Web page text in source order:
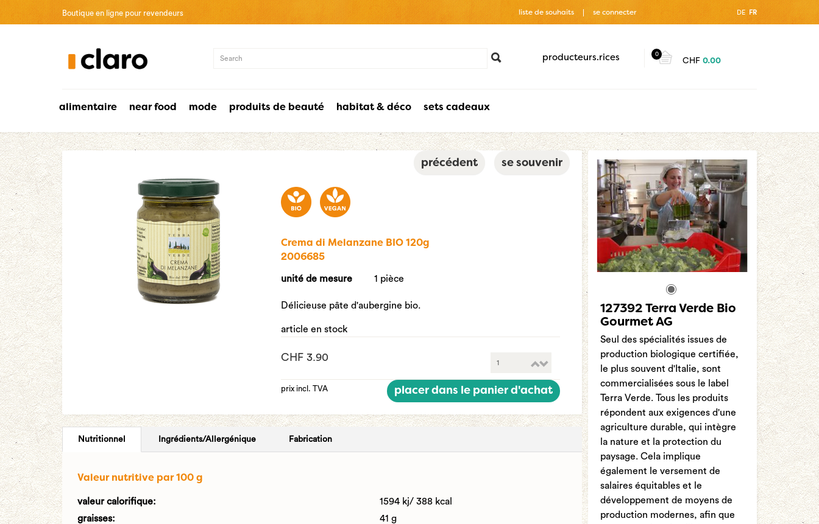
DE FR
liste de souhaits se connecter
Boutique en ligne pour revendeurs
0
CHF 0.00
producteurs.rices
alimentaire near food mode produits de beauté habitat & déco sets cadeaux
se souvenir
précédent
Crema di Melanzane BIO 120g
2006685
unité de mesure 1 pièce
Délicieuse pâte d'aubergine bio.
article en stock
CHF 3.90
prix incl. TVA placer dans le panier d'achat
Nutritionnel Ingrédients/Allergénique Fabrication
Valeur nutritive par 100 g
valeur calorifique:
1594 kj/ 388 kcal
graisses:
41 g
127392 Terra Verde Bio
Gourmet AG
Seul des spécialités issues de
production biologique certifiée,
le plus souvent d'Italie, sont
commercialisées sous le label
Terra Verde. Tous les produits
répondent aux exigences d'une
agriculture durable, qui intègre
la nature et la protection du
paysage. Cela implique
également le versement de
salaires équitables et le
développement de moyens de
production modernes, afin que